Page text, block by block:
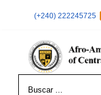
(+240) 222245725